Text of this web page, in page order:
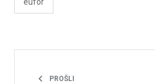
eufor
PROŠLI